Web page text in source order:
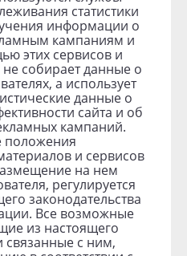
статистики
информации о
кампаниям и
этих сервисов и
собирает данные о
а использует
данные о
сайта и об
кампаний.
положения
и сервисов
на нем
регулируется
законодательства
Все возможные
из настоящего
с ним,